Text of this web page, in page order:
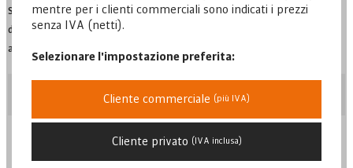
Se stai cercando un apparecchio ad alta frequenza , qui troverai
dispositivi professionali per il trattamento cosmetico. Il dispositivo ad
alta frequenza non lascia quasi nulla a desiderare....
mentre per i clienti commerciali sono indicati i prezzi
senza IVA (netti).
Selezionare l'impostazione preferita:
Cliente commerciale (più IVA)
Cliente privato (IVA inclusa)